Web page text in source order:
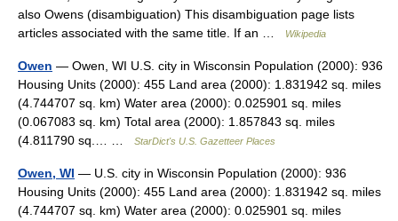
also Owens (disambiguation) This disambiguation page lists
articles associated with the same title. If an …
Wikipedia
Owen — Owen, WI U.S. city in Wisconsin Population (2000): 936
Housing Units (2000): 455 Land area (2000): 1.831942 sq. miles
(4.744707 sq. km) Water area (2000): 0.025901 sq. miles
(0.067083 sq. km) Total area (2000): 1.857843 sq. miles
(4.811790 sq.… …
StarDict's U.S. Gazetteer Places
Owen, WI — U.S. city in Wisconsin Population (2000): 936
Housing Units (2000): 455 Land area (2000): 1.831942 sq. miles
(4.744707 sq. km) Water area (2000): 0.025901 sq. miles